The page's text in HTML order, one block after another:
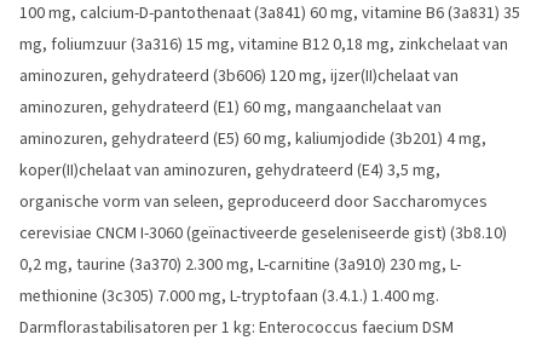
100 mg, calcium-D-pantothenaat (3a841) 60 mg, vitamine B6 (3a831) 35
mg, foliumzuur (3a316) 15 mg, vitamine B12 0,18 mg, zinkchelaat van
aminozuren, gehydrateerd (3b606) 120 mg, ijzer(II)chelaat van
aminozuren, gehydrateerd (E1) 60 mg, mangaanchelaat van
aminozuren, gehydrateerd (E5) 60 mg, kaliumjodide (3b201) 4 mg,
koper(II)chelaat van aminozuren, gehydrateerd (E4) 3,5 mg,
organische vorm van seleen, geproduceerd door Saccharomyces
cerevisiae CNCM I-3060 (geïnactiveerde geseleniseerde gist) (3b8.10)
0,2 mg, taurine (3a370) 2.300 mg, L-carnitine (3a910) 230 mg, L-
methionine (3c305) 7.000 mg, L-tryptofaan (3.4.1.) 1.400 mg.
Darmflorastabilisatoren per 1 kg: Enterococcus faecium DSM